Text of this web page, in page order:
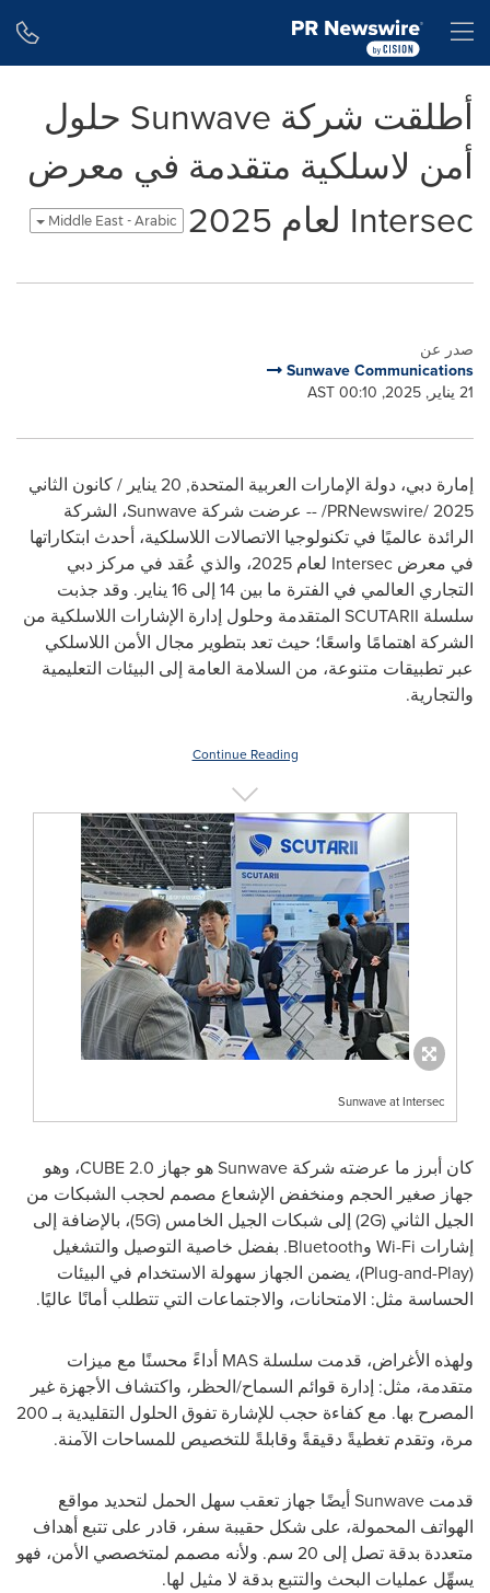
أطلقت شركة Sunwave حلول
أمن لاسلكية متقدمة في معرض
Intersec لعام 2025
Middle East - Arabic
صدر عن
Sunwave Communications
21 يناير, 2025, 00:10 AST
إمارة دبي، دولة الإمارات العربية المتحدة,
20 يناير / كانون الثاني
2025
/
PRNewswire/ -- عرضت شركة Sunwave، الشركة
الرائدة عالميًا في تكنولوجيا الاتصالات اللاسلكية، أحدث ابتكاراتها
في معرض Intersec
لعام 2025، والذي عُقد في مركز دبي
التجاري العالمي في الفترة ما بين 14 إلى 16 يناير. وقد جذبت
سلسلة SCUTARII المتقدمة وحلول إدارة الإشارات اللاسلكية من
الشركة اهتمامًا واسعًا؛ حيث تعد بتطوير مجال الأمن اللاسلكي
عبر تطبيقات متنوعة، من السلامة العامة إلى البيئات التعليمية
والتجارية.
Continue Reading
Sunwave at Intersec
كان أبرز ما عرضته شركة Sunwaveهو جهاز CUBE 2.0، وهو
جهاز صغير الحجم ومنخفض الإشعاع مصمم لحجب الشبكات من
الجيل الثاني (2G) إلى شبكات الجيل الخامس (5G)، بالإضافة إلى
إشارات Wi-Fi وBluetooth. بفضل خاصية التوصيل والتشغيل
(
Plug-and-Play)، يضمن الجهاز سهولة الاستخدام في البيئات
الحساسة مثل: الامتحانات، والاجتماعات التي تتطلب أمانًا عاليًا.
ولهذه الأغراض، قدمت سلسلة MAS أداءً محسنًا مع ميزات
متقدمة، مثل: إدارة قوائم السماح/الحظر، واكتشاف الأجهزة غير
المصرح بها. مع كفاءة حجب للإشارة تفوق الحلول التقليدية بـ 200
مرة، وتقدم تغطيةً دقيقةً وقابلةً للتخصيص للمساحات الآمنة.
قدمت Sunwaveأيضًا جهاز تعقب سهل الحمل لتحديد مواقع
الهواتف المحمولة، على شكل حقيبة سفر، قادر على تتبع أهداف
متعددة بدقة تصل إلى 20 سم. ولأنه مصمم لمتخصصي الأمن، فهو
يسهِّل عمليات البحث والتتبع بدقة لا مثيل لها.